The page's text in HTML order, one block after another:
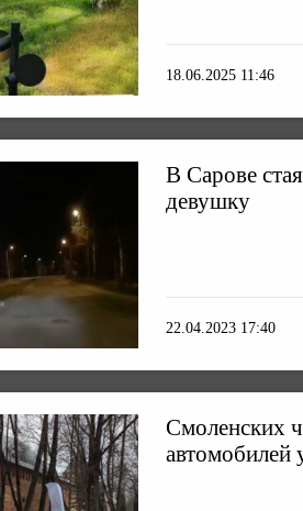
18.06.2025 11:46
В Сарове
девушку
22.04.2023 17:40
Смоленских
автомобилей